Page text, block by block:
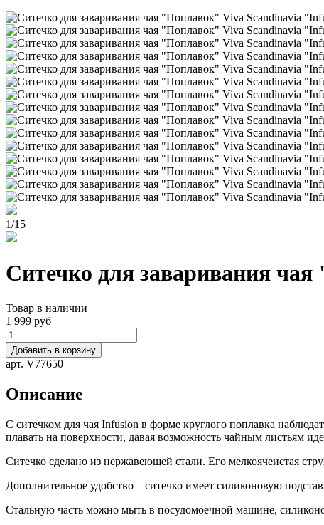
1/15
Ситечко для заваривания
Товар в наличии
1 999 руб
Добавить в корзину
арт. V77650
Описание
С ситечком для чая Infusion в форме круглого поплавка
плавать на поверхности, давая возможность чайным листьям
Ситечко сделано из нержавеющей стали. Его мелкоячеистая
Дополнительное удобство – ситечко имеет силиконовую
Стальную часть можно мыть в посудомоечной машине,